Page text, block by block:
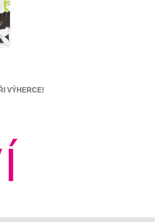
VÝHERCE!